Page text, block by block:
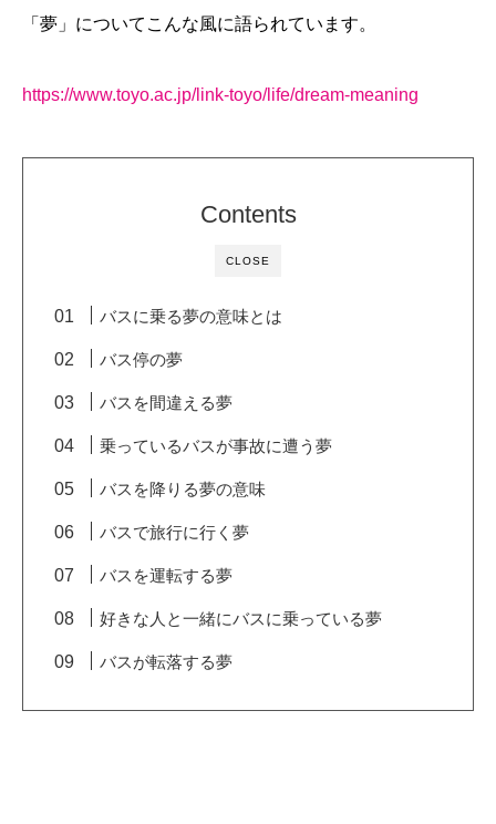
「夢」についてこんな風に語られています。
https://www.toyo.ac.jp/link-toyo/life/dream-meaning
CLOSE
Contents
バスに乗る夢の意味とは
バス停の夢
バスを間違える夢
乗っているバスが事故に遭う夢
バスを降りる夢の意味
バスで旅行に行く夢
バスを運転する夢
好きな人と一緒にバスに乗っている夢
バスが転落する夢